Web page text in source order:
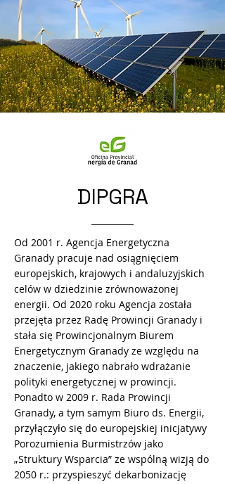
DIPGRA
Od 2001 r. Agencja Energetyczna
Granady pracuje nad osiągnięciem
europejskich, krajowych i andaluzyjskich
celów w dziedzinie zrównoważonej
energii. Od 2020 roku Agencja została
przejęta przez Radę Prowincji Granady i
stała się Prowincjonalnym Biurem
Energetycznym Granady ze względu na
znaczenie, jakiego nabrało wdrażanie
polityki energetycznej w prowincji.
Ponadto w 2009 r. Rada Prowincji
Granady, a tym samym Biuro ds. Energii,
przyłączyło się do europejskiej inicjatywy
Porozumienia Burmistrzów jako
„Struktury Wsparcia” ze wspólną wizją do
2050 r.: przyspieszyć dekarbonizację